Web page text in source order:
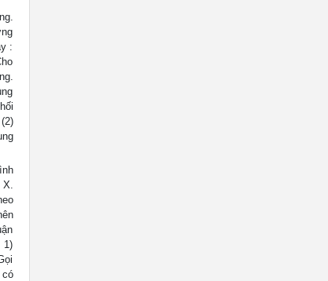
:
X.
1)
có